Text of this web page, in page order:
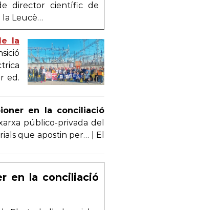
director científic de
la Leucè…
la
ed.
en la conciliació
público-privada del
que apostin per… | El
en la conciliació